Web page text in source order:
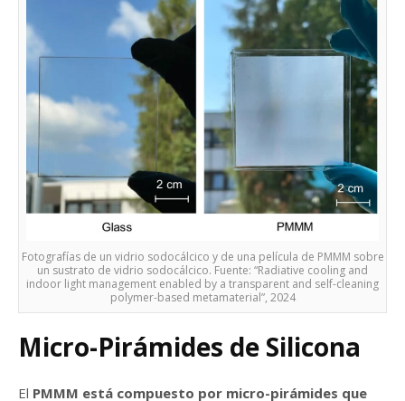
Fotografías de un vidrio sodocálcico y de una película de PMMM sobre
un sustrato de vidrio sodocálcico. Fuente: “Radiative cooling and
indoor light management enabled by a transparent and self-cleaning
polymer-based metamaterial”, 2024
Micro-Pirámides de Silicona
El PMMM está compuesto por micro-pirámides que